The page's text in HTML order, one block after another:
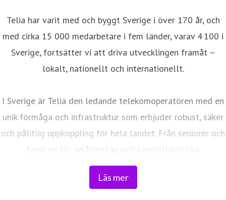
Läs mer
Telia har varit med och byggt Sverige i över 170 år, och
med cirka 15 000 medarbetare i fem länder, varav 4 100 i
Sverige, fortsätter vi att driva utvecklingen framåt –
lokalt, nationellt och internationellt.
I Sverige är Telia den ledande telekomoperatören med en
unik förmåga och infrastruktur som erbjuder robust, säker
och pålitlig uppkoppling för hela landet. Från seniorer och
familjer till småföretag och samhällskritiska
verksamheter. Vi möjliggör digitaliseringens kraft i
vardagen och är en del av Sveriges totalförsvar. Med